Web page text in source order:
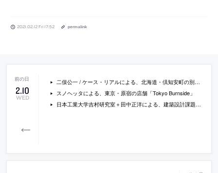
2021.02.12 Fri 17:52 permalink
2.10
WED
二俣公一 / ケース・リアルによる、北海道・倶知安町の別荘「CHALET W」
スノヘッタによる、東京・原宿の店舗「Tokyo Burnside」
日本工業大学吉村研究室＋田中正洋による、建築設計課題の導入として企画された、シークエンス模型ワークショップ「ビー玉ビルディング」